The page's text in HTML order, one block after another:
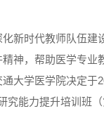
新时代教师队伍建
神，帮助医学专业
大学医学院决定于
究能力提升培训班